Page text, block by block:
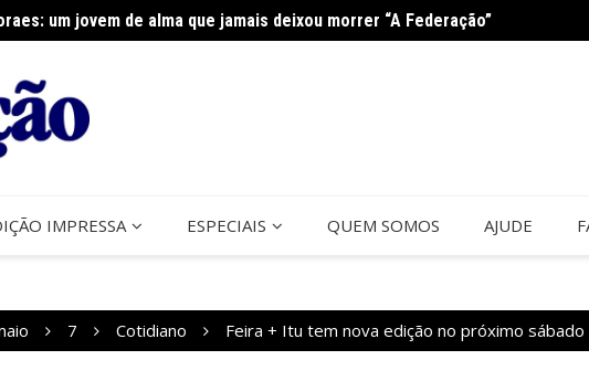
um jovem de alma que jamais deixou morrer “A Federação”
e Vida na Paróquia São José Cerco
IMPRESSA ESPECIAIS QUEM SOMOS AJUDE
7 Cotidiano Feira + Itu tem nova edição no próximo sábado